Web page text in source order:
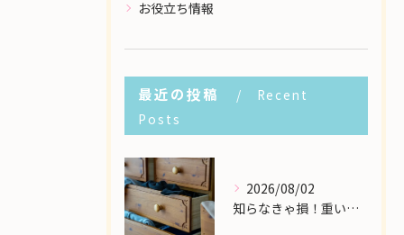
お役立ち情報
最近の投稿
Recent
Posts
2026/08/02
知らなきゃ損！重い大型家具の配送費用を格安に抑える裏ワザ